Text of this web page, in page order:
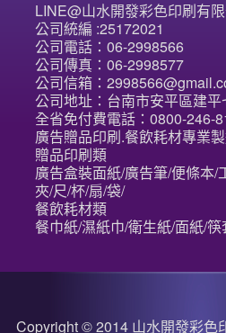
LINE@山水開發彩色印刷有
公司統編 :25172021
公司電話：06-2998566
公司傳真：06-2998577
公司信箱：
公司地址：台南市安平區建
全省免付費電話：0800-246-
廣告贈品印刷.餐飲耗材專業
贈品印刷類
廣告盒裝面紙/廣告筆/便條本/
夾/尺/杯/扇/袋/
餐飲耗材類
餐巾紙/濕紙巾/衛生紙/面紙/
Copyright © 2014 山水開發彩色